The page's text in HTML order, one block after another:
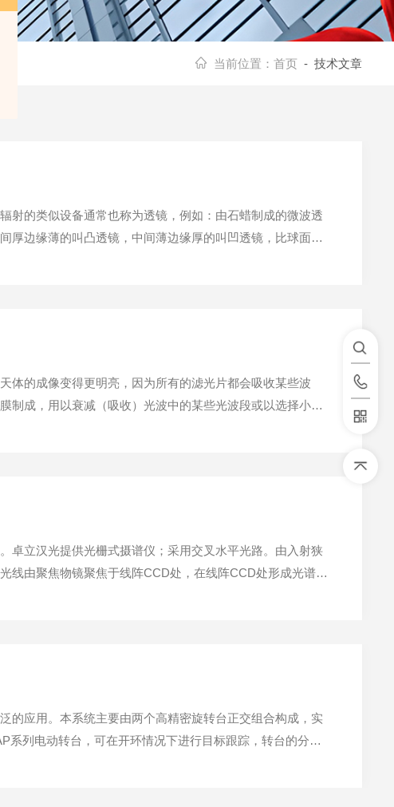
当前位置： 首页 - 技术文章
射的类似设备通常也称为透镜，例如：由石蜡制成的微波透
厚边缘薄的叫凸透镜，中间薄边缘厚的叫凹透镜，比球面半
体的成像变得更明亮，因为所有的滤光片都会吸收某些波
制成，用以衰减（吸收）光波中的某些光波段或以选择小范
卓立汉光提供光栅式摄谱仪；采用交叉水平光路。由入射狭
线由聚焦物镜聚焦于线阵CCD处，在线阵CCD处形成光谱
的应用。本系统主要由两个高精密旋转台正交组合构成，实
列电动转台，可在开环情况下进行目标跟踪，转台的分辨